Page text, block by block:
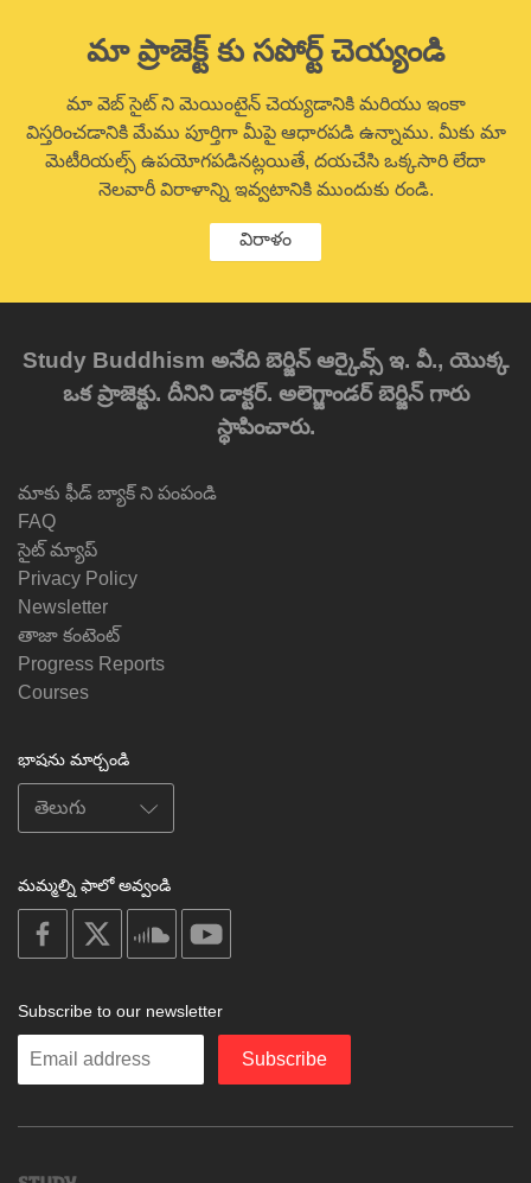
మా ప్రాజెక్ట్ కు సపోర్ట్ చెయ్యండి
మా వెబ్ సైట్ ని మెయింటైన్ చెయ్యడానికి మరియు ఇంకా
విస్తరించడానికి మేము పూర్తిగా మీపై ఆధారపడి ఉన్నాము. మీకు మా
మెటీరియల్స్ ఉపయోగపడినట్లయితే, దయచేసి ఒక్కసారి లేదా
నెలవారీ విరాళాన్ని ఇవ్వటానికి ముందుకు రండి.
విరాళం
Study Buddhism అనేది బెర్జిన్ ఆర్కైవ్స్ ఇ. వీ., యొక్క
ఒక ప్రాజెక్టు. దీనిని డాక్టర్. అలెగ్జాండర్ బెర్జిన్ గారు
స్థాపించారు.
మాకు ఫీడ్ బ్యాక్ ని పంపండి
FAQ
సైట్ మ్యాప్
Privacy Policy
Newsletter
తాజా కంటెంట్
Progress Reports
Courses
భాషను మార్చండి
మమ్మల్ని ఫాలో అవ్వండి
on
facebook
soundcloud
Subscribe to our newsletter
Enter
Subscribe